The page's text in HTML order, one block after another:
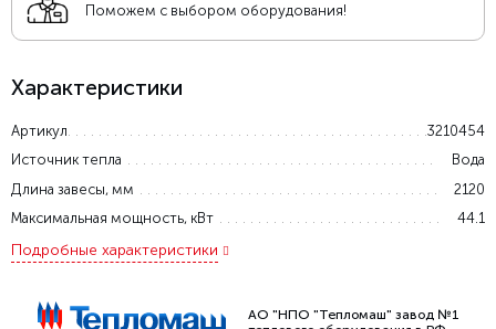
Поможем с выбором оборудования!
Характеристики
Артикул
3210454
Источник тепла
Вода
Длина завесы, мм
2120
Максимальная мощность, кВт
44.1
Подробные характеристики
АО "НПО "Тепломаш" завод №1